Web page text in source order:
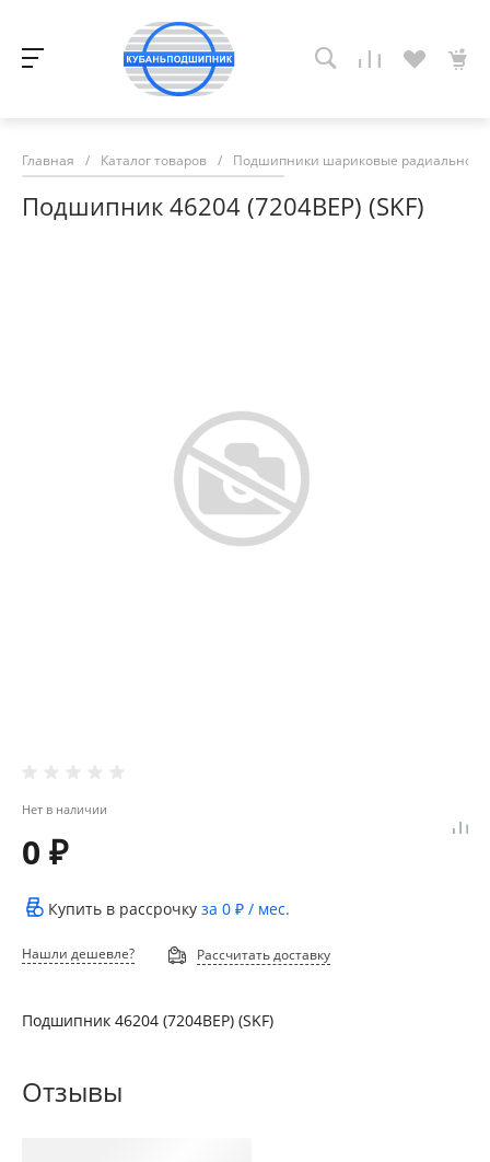
Главная / Каталог товаров / Подшипники шариковые радиально-
Подшипник 46204 (7204ВЕР) (SKF)
Нет в наличии
0 ₽
Купить в рассрочку за 0 ₽ / мес.
Нашли дешевле? Рассчитать доставку
Подшипник 46204 (7204ВЕР) (SKF)
Отзывы